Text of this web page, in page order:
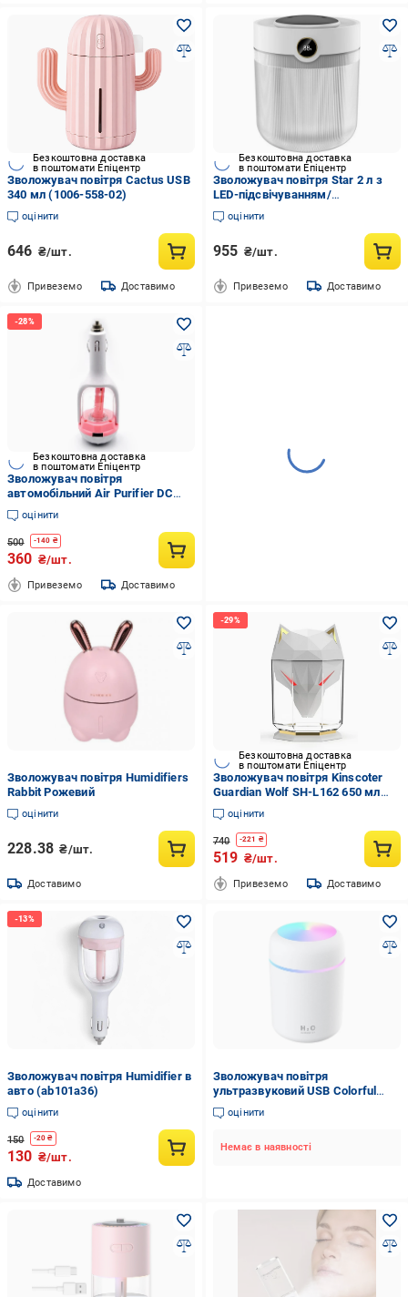
Безкоштовна доставка
в поштомати Епіцентр
Зволожувач повітря Cactus USB
340 мл (1006-558-02)
оцінити
646 ₴/шт.
Привеземо Доставимо
Безкоштовна доставка
в поштомати Епіцентр
Зволожувач повітря Star 2 л з
LED-підсвічуванням/
індикатором вологості/
подвійним розпиленням/Type-C
оцінити
955 ₴/шт.
Привеземо Доставимо
Безкоштовна доставка
в поштомати Епіцентр
Зволожувач повітря
автомобільний Air Purifier DC
12V Рожевий (МХ-13210)
оцінити
500 -140 ₴
360 ₴/шт.
Привеземо Доставимо
Зволожувач повітря Humidifiers
Rabbit Рожевий
оцінити
228.38 ₴/шт.
Доставимо
Безкоштовна доставка
в поштомати Епіцентр
Зволожувач повітря Kinscoter
Guardian Wolf SH-L162 650 мл
White (23187158)
оцінити
740 -221 ₴
519 ₴/шт.
Привеземо Доставимо
Зволожувач повітря Humidifier в
авто (ab101a36)
оцінити
150 -20 ₴
130 ₴/шт.
Доставимо
Зволожувач повітря
ультразвуковий USB Colorful
Humidifier Білий
оцінити
Немає в наявності